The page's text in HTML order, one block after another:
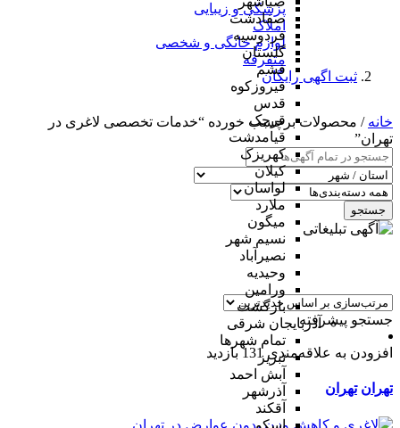
صفادشت
فردوسیه
گلستان
فشم
فیروزکوه
قدس
قرچک
قیامدشت
کهریزک
کیلان
لواسان
ملارد
میگون
نسیم شهر
نصیرآباد
وحیدیه
ورامین
بازگشت
آذربایجان شرقی
تمام شهر‌ها
تبریز
آبش احمد
آذرشهر
آقکند
پزشکی و زیبایی
املاک
لوازم خانگی و شخصی
متفرقه
ثبت اگهی رایگان
خانه / محصولات برچسب خورده “خدمات تخصصی لاغری در
تهران”
جستجو
جستجو پیشرفته
افزودن به علاقه‌مندی 131 بازدید
تهران تهران